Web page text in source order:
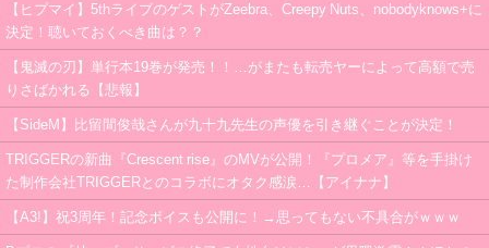
【ヒプマイ】5thライブのゲストがZeebra、Creepy Nuts、nobodyknows+に
決定！聴いておくべき曲は？？
【鬼滅の刃】単行本19巻が発売！！…がまたも転売ヤーによって高額で売
りさばかれる【悲報】
【SideM】比留間俊哉さんが九十九先生の声優を引き継ぐことが決定！
TRIGGERの新曲『Crescent rise』のMVが公開！『プロメア』等を手掛け
た制作会社TRIGGERとのコラボにオタク感涙…【アイナナ】
【A3!】祝3周年！記念ボイスも公開に！→思ってもない不具合がｗｗｗ